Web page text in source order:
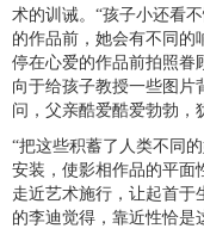
术的训诫。“孩子小还看
的作品前，她会有不同的
停在心爱的作品前拍照眷
向于给孩子教授一些图片
问，父亲酷爱酷爱勃勃，
“把这些积蓄了人类不同
安装，使影相作品的平面
走近艺术施行，让起首于
的李迪觉得，靠近性恰是